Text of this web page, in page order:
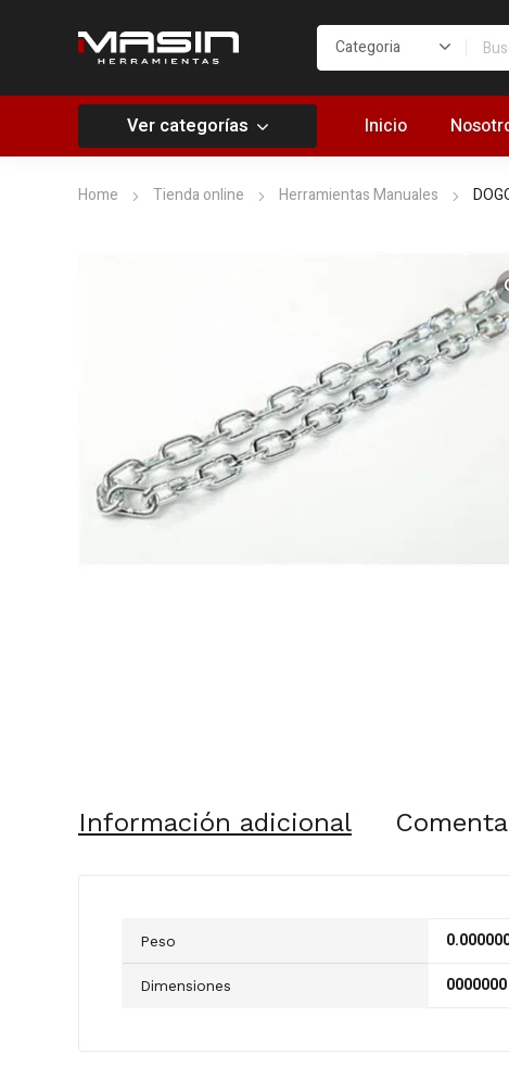
Ver categorías Inicio
Home Tienda online Herramientas Manuales
Información adicional
Peso
Dimensiones